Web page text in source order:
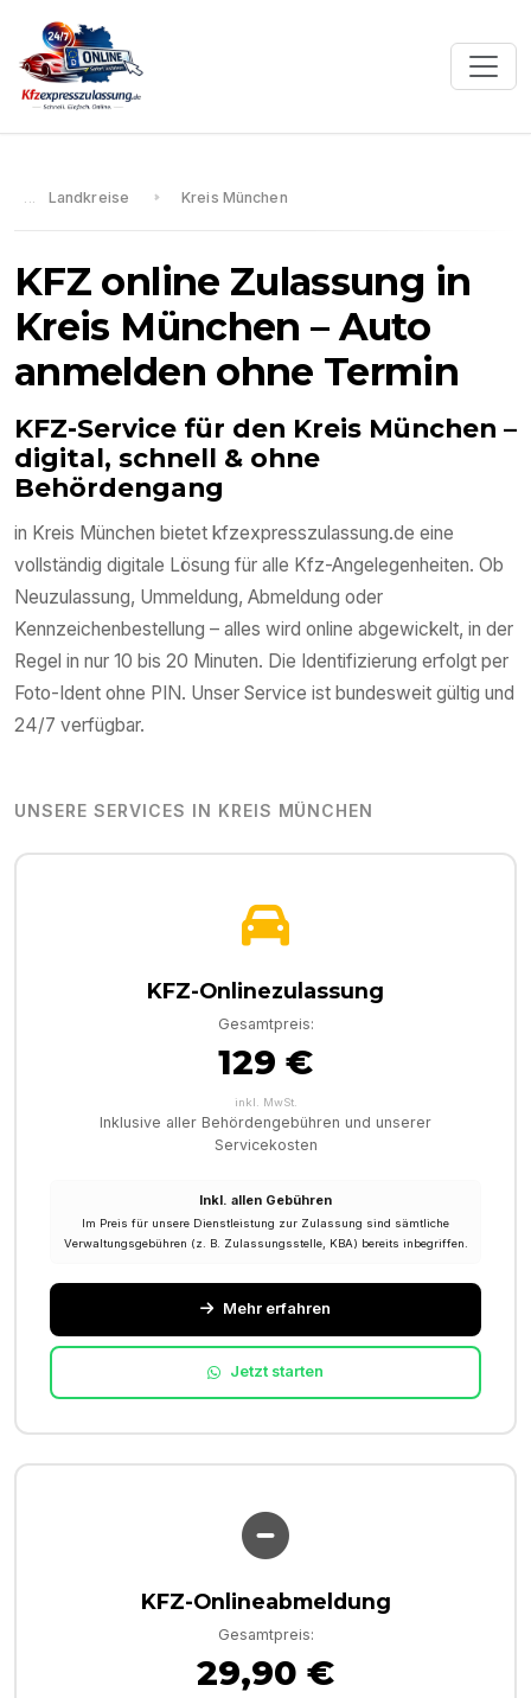
Landkreise Kreis München
KFZ online Zulassung in
Kreis München – Auto
anmelden ohne Termin
KFZ-Service für den Kreis München –
digital, schnell & ohne
Behördengang
in Kreis München bietet kfzexpresszulassung.de eine
vollständig digitale Lösung für alle Kfz-Angelegenheiten. Ob
Neuzulassung, Ummeldung, Abmeldung oder
Kennzeichenbestellung – alles wird online abgewickelt, in der
Regel in nur 10 bis 20 Minuten. Die Identifizierung erfolgt per
Foto-Ident ohne PIN. Unser Service ist bundesweit gültig und
24/7 verfügbar.
UNSERE SERVICES IN KREIS MÜNCHEN
KFZ-Onlinezulassung
Gesamtpreis:
129 €
inkl. MwSt.
Inklusive aller Behördengebühren und unserer
Servicekosten
Inkl. allen Gebühren
Im Preis für unsere Dienstleistung zur Zulassung sind sämtliche
Verwaltungsgebühren (z. B. Zulassungsstelle, KBA) bereits inbegriffen.
Mehr erfahren
Jetzt starten
KFZ-Onlineabmeldung
Gesamtpreis:
29,90 €